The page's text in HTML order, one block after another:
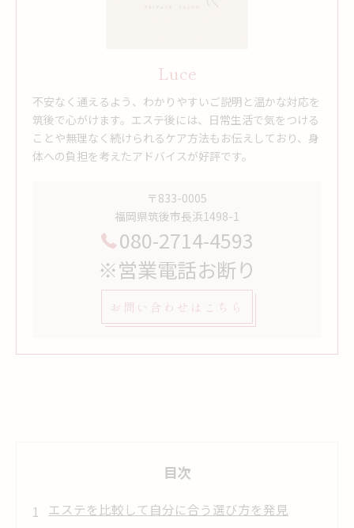
Luce
不安なく通えるよう、わかりやすいご説明と温かな対応を
筑後で心がけます。エステ後には、日常生活で気をつける
ことや無理なく続けられるケア方法もお伝えしており、身
体への負担を考えたアドバイスが好評です。
〒833-0005
福岡県筑後市長浜1498-1
080-2714-4593
※営業電話お断り
お問い合わせはこちら
目次
エステを比較して自分に合う選び方を発見